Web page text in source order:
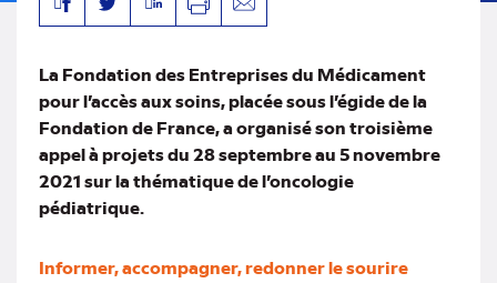
FacebookTwitterLinkedinImprimerEnvoyer
La Fondation des Entreprises du Médicament
pour l’accès aux soins, placée sous l’égide de la
Fondation de France, a organisé son troisième
appel à projets du 28 septembre au 5 novembre
2021 sur la thématique de l’oncologie
pédiatrique.
Informer, accompagner, redonner le sourire